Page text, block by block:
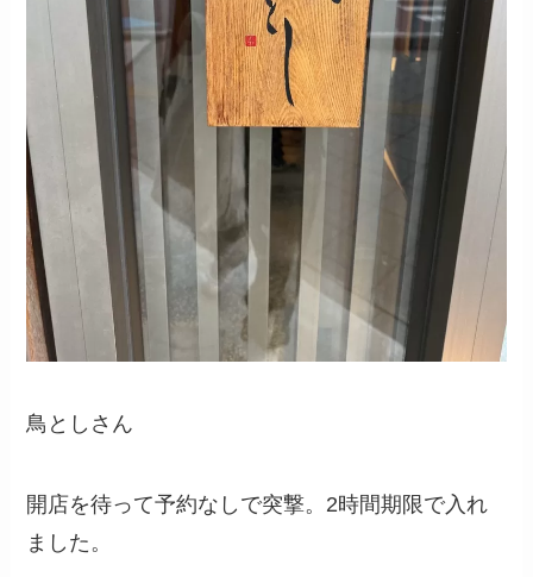
鳥としさん
開店を待って予約なしで突撃。2時間期限で入れ
ました。